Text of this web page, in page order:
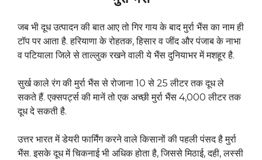
जब भी दूध उत्पादन की बात आए तो गिर गाय के बाद मुर्रा भैंस का नाम ही
टॉप पर आता है. हरियाणा के रोहतक, हिसार व जींद और पंजाब के नाभा
व पटियाला जिले से ताल्लुक रखने वाली ये भैंस दुनियाभर में मशहूर है.
सुर्ख काले रंग की मुर्रा भैंस से रोजाना 10 से 25 लीटर तक दूध ले
सकते हैं. एक्सपर्ट्स की मानें तो एक अच्छी मुर्रा भैंस 4,000 लीटर तक
दूध दे सकती है.
उत्तर भारत में डेयरी फार्मिंग करने वाले किसानों की पहली पंसद है मुर्रा
भैंस. इसके दूध में चिकनाई भी अधिक होता है, जिससे मिठाई, दही, लस्सी